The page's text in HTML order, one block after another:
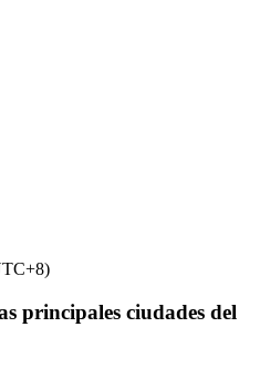
+8)
principales ciudades del